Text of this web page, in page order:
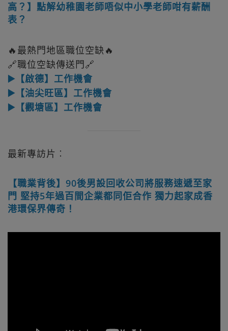
高？】點解幼稚園老師唔似中小學老師咁有薪酬
表？
🔥最熱門地區職位空缺🔥
🔗職位空缺傳送門🔗
▶️【啟德】工作機會
▶️【油尖旺區】工作機會
▶️【觀塘區】工作機會
最新專訪片︰
【職業背後】90後男設回收公司將服務速遞至家
門 堅持5年過百間企業都同佢合作 獨力起家成香
港環保界傳奇！